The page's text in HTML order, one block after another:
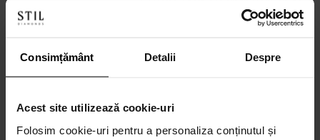
Consimțământ Detalii Despre
Acest site utilizează cookie-uri
Folosim cookie-uri pentru a personaliza conținutul și
CALCULEAZĂ RATA